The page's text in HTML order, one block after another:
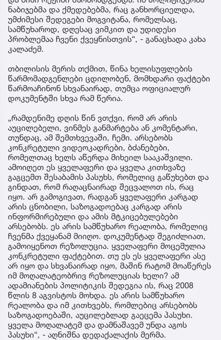
ნაბიჯებმა და ქმედებებმა, რაც განხორციელდა,
უმძიმესი შედეგები მოგვიტანა, რომელსაც,
სამწუხაროდ, დღესაც ვიმკით და უდიდესი
პრობლემაა ჩვენი ქვეყნისთვის“, - განაცხადა კახა
კალაძემ.
თბილისის მერის თქმით, წინა ხელისუფლების
წარმომადგენლები ცდილობენ, მომხდარი ფაქტები
წარმოაჩინონ სხვანაირად, თუმცა ოფიციალურ
დოკუმენტში სხვა რამ წერია.
„რამდენიმე დღის წინ ვთქვი, რომ არ არის
აუცილებელი, ვინმეს განმარტება ან კომენტარი,
თუნდაც, ამ შემთხვევაში, ჩემი. არსებობს
კონკრეტული ვიდეოკადრები, ბძანებები,
რომელთაც ხელს აწერდა მიხეილ სააკაშვილი.
ამოიღეთ ეს ყველაფერი და ყველა კითხვაზე
გაგცემთ შესაბამის პასუხს, რომელიც გაწუხებთ და
გინდათ, რომ რაღაცნაირად შეცვალოთ ის, რაც
იყო. არ გამოგივათ, რადგან ყველაფერი კარგად
არის ცნობილი, საზოგადოებაც კარგად არის
ინფორმირებული და ამის მტკიცებულებები
არსებობს. ეს არის სამწუხარო რეალობა, რომელიც
ჩვენმა ქვეყანამ მიიღო. დოკუმენტად შეგიძლიათ,
გამოიყენოთ რეზოლუცია. ყველაფერი მოცემულია
კონკრეტული ფაქტებით. თუ ეს ეს ყველაფერი ასე
არ იყო და სხვანაირად იყო, მაშინ რატომ მოაწერეს
იმ მოღალატეობრივ რეზოლუციას ხელი? ამ
ადამიანების პოლიტიკის შედეგია ის, რაც 2008
წლის 8 აგვისტოს მოხდა. ეს არის სამწუხარო
რეალობა და იმ კითხვებს, რომლებიც არსებობს
საზოგადოებაში, აუცილებლად გაეცემა პასუხი.
ყველა მოღალატემ და დამნაშავემ უნდა აგოს
პასუხი“, - აღნიშნა დედაქალაქის მერმა.